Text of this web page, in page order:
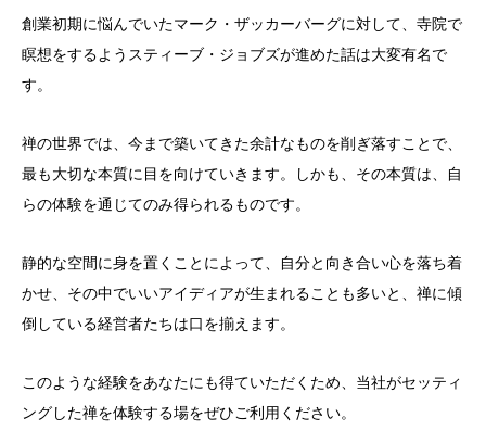
創業初期に悩んでいたマーク・ザッカーバーグに対して、寺院で
瞑想をするようスティーブ・ジョブズが進めた話は大変有名で
す。
禅の世界では、今まで築いてきた余計なものを削ぎ落すことで、
最も大切な本質に目を向けていきます。しかも、その本質は、自
らの体験を通じてのみ得られるものです。
静的な空間に身を置くことによって、自分と向き合い心を落ち着
かせ、その中でいいアイディアが生まれることも多いと、禅に傾
倒している経営者たちは口を揃えます。
このような経験をあなたにも得ていただくため、当社がセッティ
ングした禅を体験する場をぜひご利用ください。